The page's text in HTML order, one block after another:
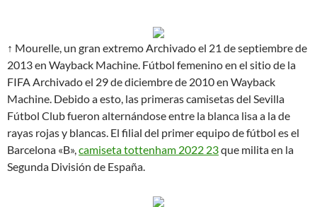
↑ Mourelle, un gran extremo Archivado el 21 de septiembre de
2013 en Wayback Machine. Fútbol femenino en el sitio de la
FIFA Archivado el 29 de diciembre de 2010 en Wayback
Machine. Debido a esto, las primeras camisetas del Sevilla
Fútbol Club fueron alternándose entre la blanca lisa a la de
rayas rojas y blancas. El filial del primer equipo de fútbol es el
Barcelona «B»,camiseta tottenham 2022 23que milita en la
Segunda División de España.